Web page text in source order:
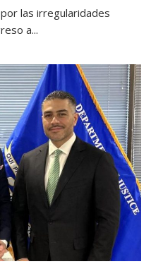
las irregularidades
a...